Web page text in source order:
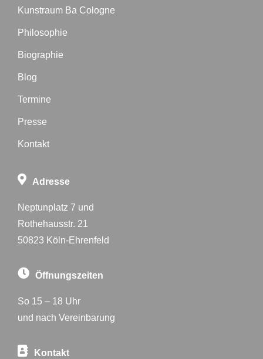
Kunstraum Ba Cologne
Philosophie
Biographie
Blog
Termine
Presse
Kontakt
Adresse
Neptunplatz 7 und
Rothehausstr. 21
50823 Köln-Ehrenfeld
Öffnungszeiten
So 15 – 18 Uhr
und nach Vereinbarung
Kontakt